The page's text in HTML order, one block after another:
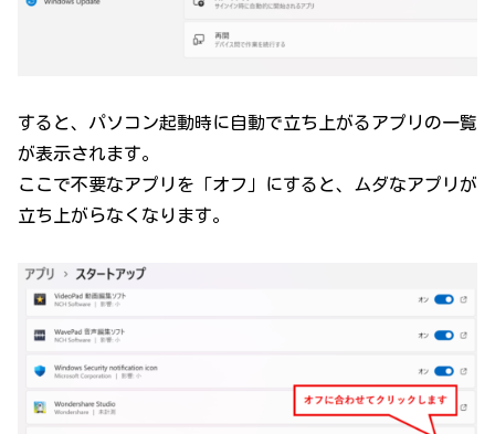
すると、パソコン起動時に自動で立ち上がるアプリの一覧
が表示されます。
ここで不要なアプリを「オフ」にすると、ムダなアプリが
立ち上がらなくなります。